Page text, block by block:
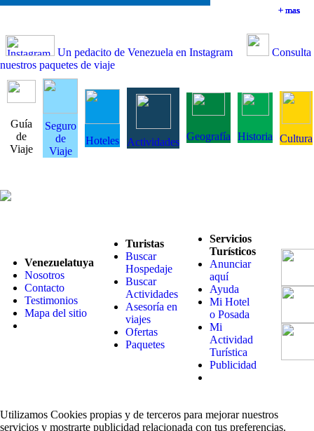
+ mas
+ mas
+ mas
+ mas
Un pedacito de Venezuela en Instagram
Consulta
nuestros paquetes de viaje
Guía
de
Viaje
Seguro
de
Viaje
Hoteles Actividades Geografía Historia Cultura
Venezuelatuya
Nosotros
Contacto
Testimonios
Mapa del sitio
Turistas
Buscar
Hospedaje
Buscar
Actividades
Asesoría en
viajes
Ofertas
Paquetes
Servicios
Turísticos
Anunciar
aquí
Ayuda
Mi Hotel
o Posada
Mi
Actividad
Turística
Publicidad
Utilizamos Cookies propias y de terceros para mejorar nuestros
servicios y mostrarte publicidad relacionada con tus preferencias.